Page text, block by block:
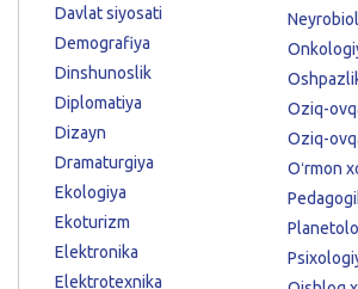
Davlat siyosati
Demografiya
Dinshunoslik
Diplomatiya
Dizayn
Dramaturgiya
Ekologiya
Ekoturizm
Elektronika
Elektrotexnika
Oziq-
Oziq-
Oʻrmon